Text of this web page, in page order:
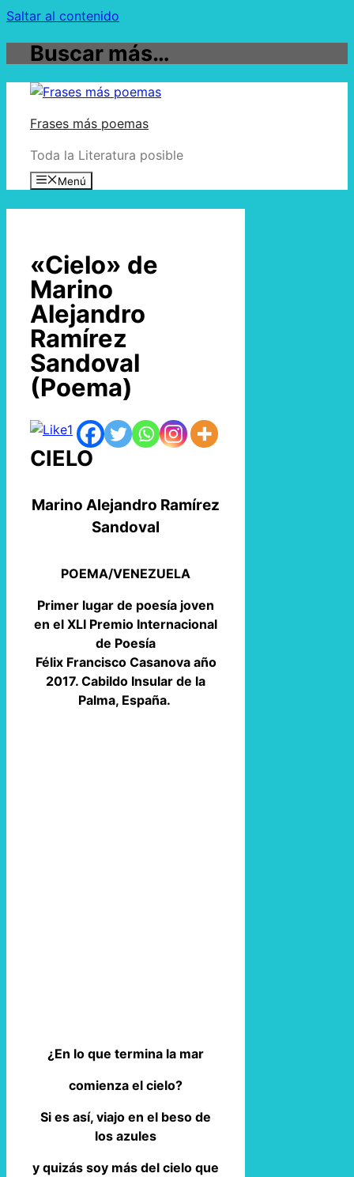
Saltar al contenido
Buscar más…
Frases más poemas
Toda la Literatura posible
Menú
«Cielo» de
Marino
Alejandro
Ramírez
Sandoval
(Poema)
1
CIELO
Marino Alejandro Ramírez
Sandoval
POEMA/VENEZUELA
Primer lugar de poesía joven
en el XLI Premio Internacional
de Poesía
Félix Francisco Casanova año
2017. Cabildo Insular de la
Palma, España.
¿En lo que termina la mar
comienza el cielo?
Si es así, viajo en el beso de
los azules
y quizás soy más del cielo que